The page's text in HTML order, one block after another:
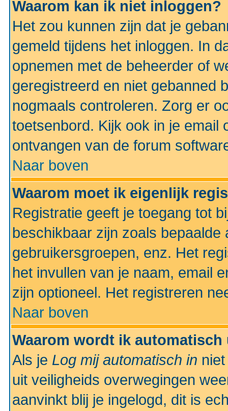
Waarom kan ik niet inloggen?
Het zou kunnen zijn dat je
gemeld tijdens het inloggen. In
opnemen met de beheerder of
geregistreerd en niet gebanned
nogmaals controleren. Zorg er
toetsenbord. Kijk ook in je email
ontvangen van de forum
Naar boven
Waarom moet ik eigenlijk
Registratie geeft je toegang tot
beschikbaar zijn zoals
gebruikersgroepen, enz. Het
het invullen van je naam, email
zijn optioneel. Het registreren
Naar boven
Waarom wordt ik
Als je Log mij automatisch in
uit veiligheids overwegingen
aanvinkt blij je ingelogd, dit is